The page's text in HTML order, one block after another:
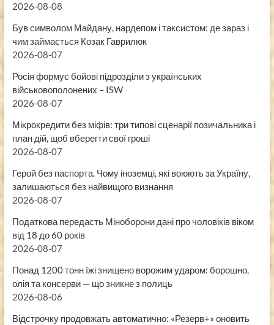
2026-08-08
Був символом Майдану, нардепом і таксистом: де зараз і
чим займається Козак Гаврилюк
2026-08-07
Росія формує бойові підрозділи з українських
військовополонених – ISW
2026-08-07
Мікрокредити без міфів: три типові сценарії позичальника і
план дій, щоб вберегти свої гроші
2026-08-07
Герой без паспорта. Чому іноземці, які воюють за Україну,
залишаються без найвищого визнання
2026-08-07
Податкова передасть Міноборони дані про чоловіків віком
від 18 до 60 років
2026-08-07
Понад 1200 тонн їжі знищено ворожим ударом: борошно,
олія та консерви — що зникне з полиць
2026-08-06
Відстрочку продовжать автоматично: «Резерв+» оновить